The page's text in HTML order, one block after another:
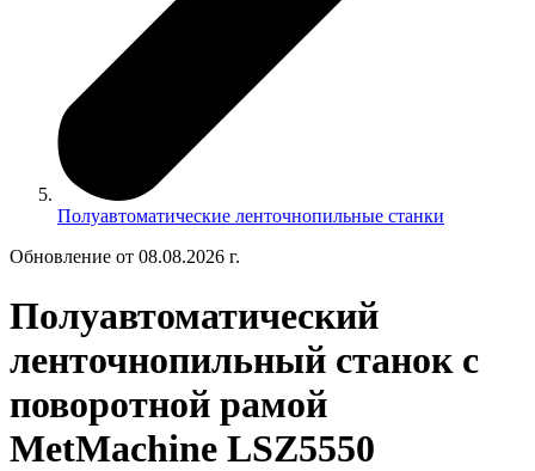
Полуавтоматические ленточнопильные станки
Обновление от 08.08.2026 г.
Полуавтоматический
ленточнопильный станок с
поворотной рамой
MetMachine LSZ5550